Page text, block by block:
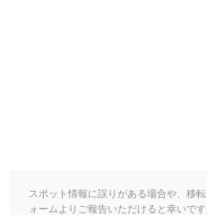
スポット情報に誤りがある場合や、移
ォームよりご報告いただけると幸いです